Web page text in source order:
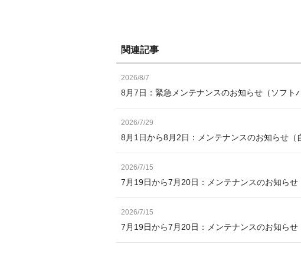
関連記事
2026/8/7
8月7日：緊急メンテナンスのお知らせ（ソフト
2026/7/29
8月1日から8月2日：メンテナンスのお知らせ（
2026/7/15
7月19日から7月20日：メンテナンスのお知らせ
2026/7/15
7月19日から7月20日：メンテナンスのお知らせ